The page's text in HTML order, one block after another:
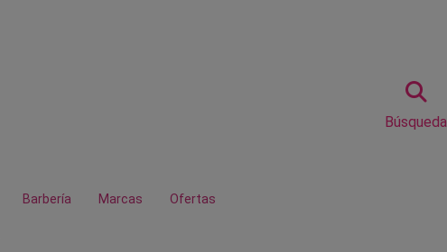
Búsqueda
Barbería Marcas Ofertas